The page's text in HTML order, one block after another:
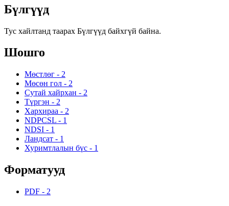
Бүлгүүд
Тус хайлтанд таарах Бүлгүүд байхгүй байна.
Шошго
Мөстлөг - 2
Мөсөн гол - 2
Сутай хайрхан - 2
Түргэн - 2
Хархираа - 2
NDPCSL - 1
NDSI - 1
Ландсат - 1
Хуримтлалын бүс - 1
Форматууд
PDF - 2